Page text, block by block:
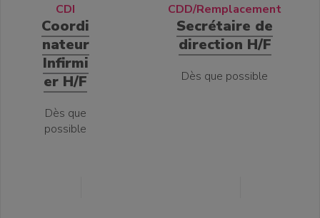
CDI
Coordi
nateur
Infirmi
er H/F
Dès que
possible
CDD/Remplacement
Secrétaire de
direction H/F
Dès que possible